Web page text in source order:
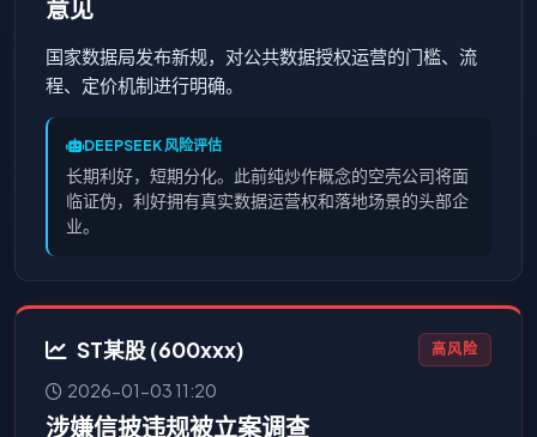
意见
国家数据局发布新规，对公共数据授权运营的门槛、流
程、定价机制进行明确。
DEEPSEEK 风险评估
长期利好，短期分化。此前纯炒作概念的空壳公司将面
临证伪，利好拥有真实数据运营权和落地场景的头部企
业。
ST某股 (600xxx) 高风险
2026-01-03 11:20
涉嫌信披违规被立案调查